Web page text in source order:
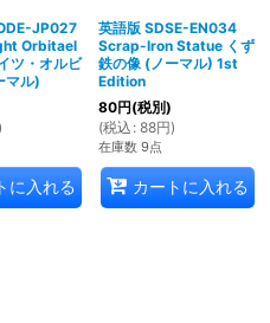
JP027
Orbitael
ツ・オルビ
マル)
に入れる
英語版 SDSE-EN034
Scrap-Iron Statue くず
鉄の像 (ノーマル) 1st
Edition
80円(税別)
(税込 : 88円)
在庫数 9点
カートに入れる